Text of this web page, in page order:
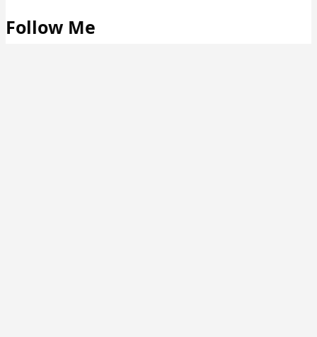
Follow Me